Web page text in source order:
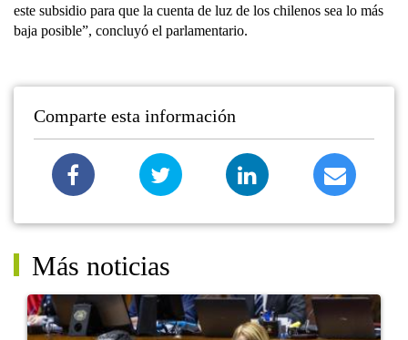
este subsidio para que la cuenta de luz de los chilenos sea lo más
baja posible”, concluyó el parlamentario.
Comparte esta información
Más noticias